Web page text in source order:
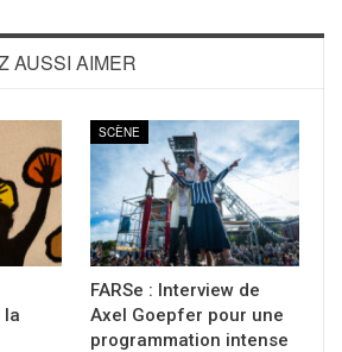
AUSSI AIMER
la
SCÈNE
FARSe : Interview de
Axel Goepfer pour une
programmation intense